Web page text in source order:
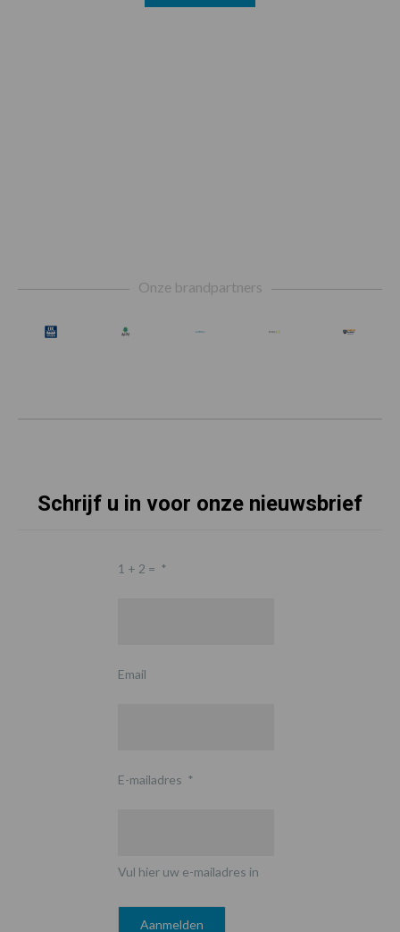
Onze brandpartners
Schrijf u in voor onze nieuwsbrief
1 + 2 = *
Email
E-mailadres *
Vul hier uw e-mailadres in